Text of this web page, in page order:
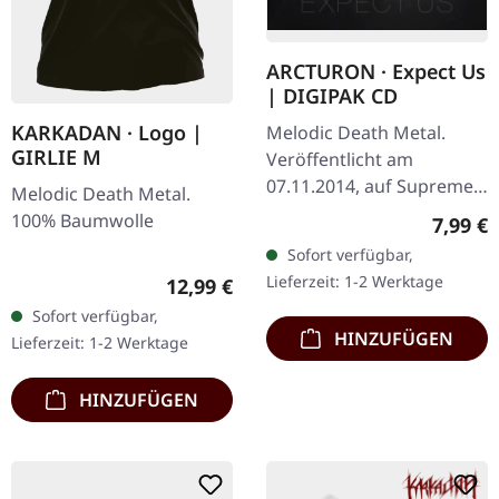
KARKADAN · Logo |
GIRLIE M
Melodic Death Metal.
100% Baumwolle
Regulärer Preis:
12,99 €
Sofort verfügbar,
Lieferzeit: 1-2 Werktage
HINZUFÜGEN
ARCTURON · Expect Us
| DIGIPAK CD
Melodic Death Metal.
Veröffentlicht am
07.11.2014, auf Supreme
Chaos Records. CD im
Digipak. Arcturon liefern
mit „Expect Us" ein
vernichtendes…
7,99 €
Sofort verfügbar,
Lieferzeit: 1-2 Werktage
HINZUFÜGEN